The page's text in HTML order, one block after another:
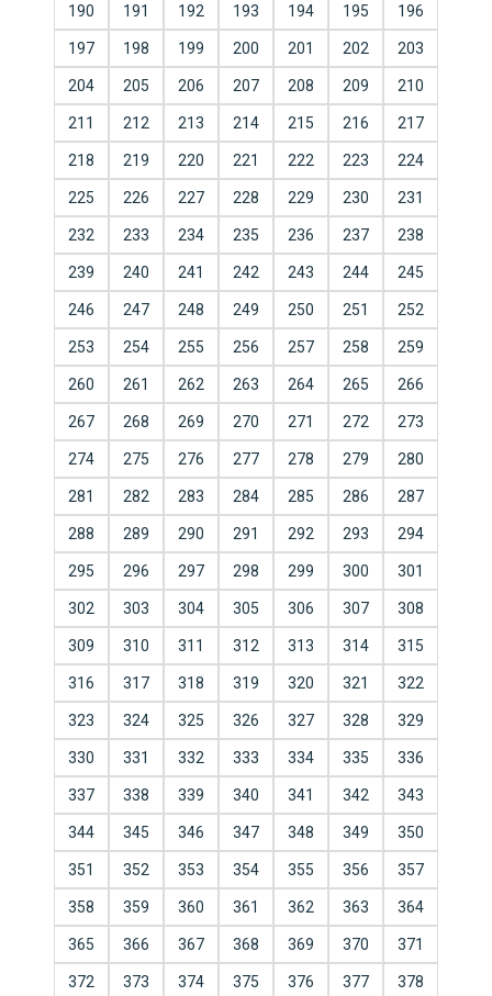
190 191 192 193 194 195 196
197 198 199 200 201 202 203
204 205 206 207 208 209 210
211 212 213 214 215 216 217
218 219 220 221 222 223 224
225 226 227 228 229 230 231
232 233 234 235 236 237 238
239 240 241 242 243 244 245
246 247 248 249 250 251 252
253 254 255 256 257 258 259
260 261 262 263 264 265 266
267 268 269 270 271 272 273
274 275 276 277 278 279 280
281 282 283 284 285 286 287
288 289 290 291 292 293 294
295 296 297 298 299 300 301
302 303 304 305 306 307 308
309 310 311 312 313 314 315
316 317 318 319 320 321 322
323 324 325 326 327 328 329
330 331 332 333 334 335 336
337 338 339 340 341 342 343
344 345 346 347 348 349 350
351 352 353 354 355 356 357
358 359 360 361 362 363 364
365 366 367 368 369 370 371
372 373 374 375 376 377 378